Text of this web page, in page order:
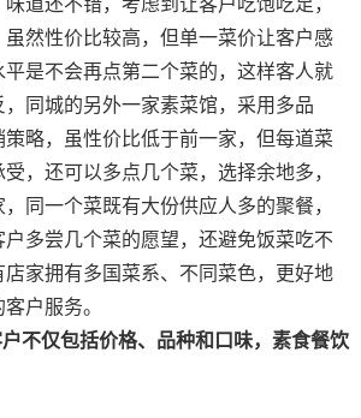
道还不错，考虑到让客户吃饱吃足，
然性价比较高，但单一菜价让客户感
是不会再点第二个菜的，这样客人就
同城的另外一家素菜馆，采用多品
略，虽性价比低于前一家，但每道菜
，还可以多点几个菜，选择余地多，
同一个菜既有大份供应人多的聚餐，
多尝几个菜的愿望，还避免饭菜吃不
家拥有多国菜系、不同菜色，更好地
户服务。
不仅包括价格、品种和口味，素食餐饮